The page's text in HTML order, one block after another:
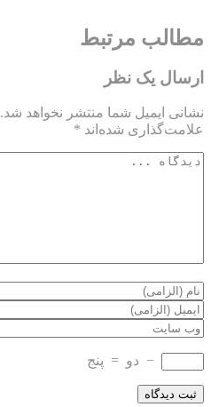
مطالب مرتبط
ارسال یک نظر
نشانی ایمیل شما منتشر نخواهد شد.
علامت‌گذاری شده‌اند *
− دو = پنج